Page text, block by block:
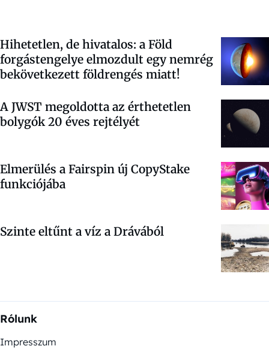
Hihetetlen, de hivatalos: a Föld
forgástengelye elmozdult egy nemrég
bekövetkezett földrengés miatt!
A JWST megoldotta az érthetetlen
bolygók 20 éves rejtélyét
Elmerülés a Fairspin új CopyStake
funkciójába
Szinte eltűnt a víz a Drávából
Rólunk
Impresszum